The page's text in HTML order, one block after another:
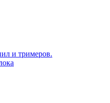
и тримеров.